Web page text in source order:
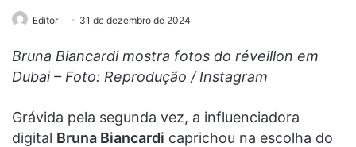
Editor 31 de dezembro de 2024
Bruna Biancardi mostra fotos do réveillon em
Dubai – Foto: Reprodução / Instagram
Grávida pela segunda vez, a influenciadora
digital Bruna Biancardi caprichou na escolha do